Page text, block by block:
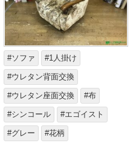
#ソファ #1人掛け
#ウレタン背面交換
#ウレタン座面交換 #布
#シンコール #エゴイスト
#グレー #花柄